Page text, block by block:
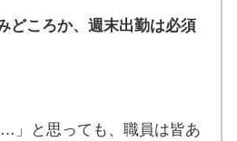
どころか、週末出勤は必須
…」と思っても、職員は皆あ